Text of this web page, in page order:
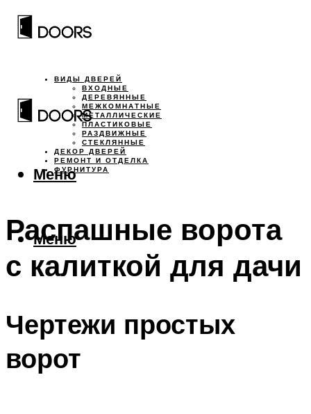
ВИДЫ ДВЕРЕЙ
ВХОДНЫЕ
ДЕРЕВЯННЫЕ
МЕЖКОМНАТНЫЕ
МЕТАЛЛИЧЕСКИЕ
ПЛАСТИКОВЫЕ
РАЗДВИЖНЫЕ
СТЕКЛЯННЫЕ
ДЕКОР ДВЕРЕЙ
РЕМОНТ И ОТДЕЛКА
ФУРНИТУРА
Меню
Меню
Распашные ворота
с калиткой для дачи
Чертежи простых
ворот